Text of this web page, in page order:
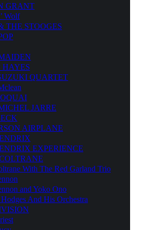
GRANT
Wolf
THE STOOGES
HAYES
QUARTET
JARRE
AIRPLANE
EXPERIENCE
With The Red Garland Trio
and Yoko Ono
And His Orchestra